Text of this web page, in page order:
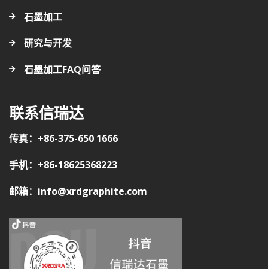
石墨加工
研究与开发
石墨加工FAQ问答
联系信瑞达
传真：+86-375-650 1666
手机：+86-18625368223
邮箱：info@xrdgraphite.com